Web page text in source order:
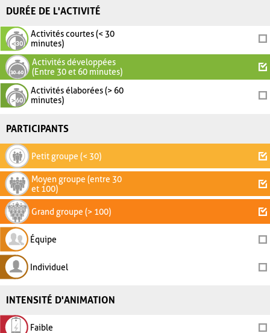
DURÉE DE L'ACTIVITÉ
Activités courtes (< 30
minutes)
Activités développées
(Entre 30 et 60 minutes)
Activités élaborées (> 60
minutes)
PARTICIPANTS
Petit groupe (< 30)
Moyen groupe (entre 30
et 100)
Grand groupe (> 100)
Équipe
Individuel
INTENSITÉ D'ANIMATION
Faible